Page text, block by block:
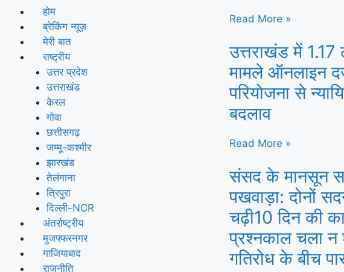
होम
ब्रेकिंग न्यूज़
मेरी बात
राष्ट्रीय
उत्तर प्रदेश
उत्तराखंड
केरल
गोवा
छत्तीसगढ़
जम्मू-कश्मीर
झारखंड
तेलंगाना
त्रिपुरा
दिल्ली-NCR
अंतर्राष्ट्रीय
मुजफ्फरनगर
गाजियाबाद
राजनीति
Read More »
उत्तराखंड में
मामले ऑनलाइन
परियोजना से
बदलाव
Read More »
संसद के मानसून
पखवाड़ा: दोनों
चढ़ी10 दिन की
प्रश्नकाल चला न
गतिरोध के बीच